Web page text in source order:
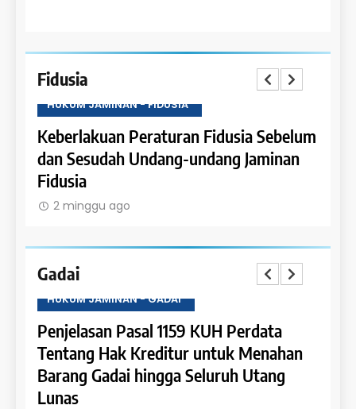
Fidusia
HUKUM JAMINAN - FIDUSIA
Keberlakuan Peraturan Fidusia Sebelum
dan Sesudah Undang-undang Jaminan
Fidusia
2 minggu ago
Gadai
HUKUM JAMINAN - GADAI
Penjelasan Pasal 1159 KUH Perdata
Tentang Hak Kreditur untuk Menahan
Barang Gadai hingga Seluruh Utang
Lunas